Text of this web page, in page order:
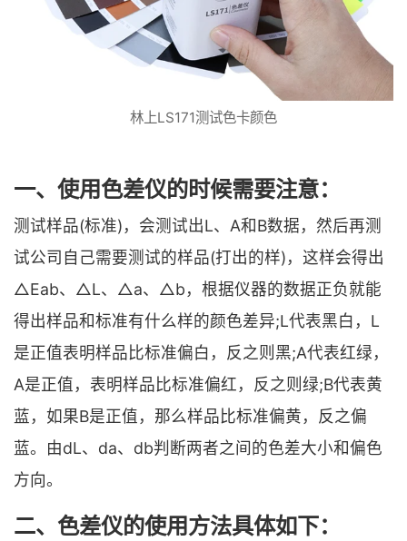
林上LS171测试色卡颜色
一、使用色差仪的时候需要注意：
测试样品(标准)，会测试出L、A和B数据，然后再测
试公司自己需要测试的样品(打出的样)，这样会得出
△Eab、△L、△a、△b，根据仪器的数据正负就能
得出样品和标准有什么样的颜色差异;L代表黑白，L
是正值表明样品比标准偏白，反之则黑;A代表红绿，
A是正值，表明样品比标准偏红，反之则绿;B代表黄
蓝，如果B是正值，那么样品比标准偏黄，反之偏
蓝。由dL、da、db判断两者之间的色差大小和偏色
方向。
二、色差仪的使用方法具体如下：